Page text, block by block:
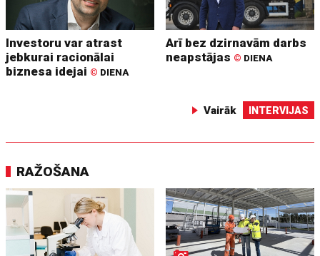
Investoru var atrast
jebkurai racionālai
biznesa idejai © DIENA
Arī bez dzirnavām darbs
neapstājas © DIENA
Vairāk INTERVIJAS
RAŽOŠANA